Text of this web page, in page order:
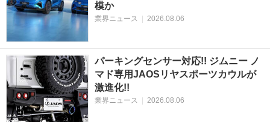
模か
業界ニュース 2026.08.06
パーキングセンサー対応!! ジムニー ノ
マド専用JAOSリヤスポーツカウルが
激進化!!
業界ニュース 2026.08.06